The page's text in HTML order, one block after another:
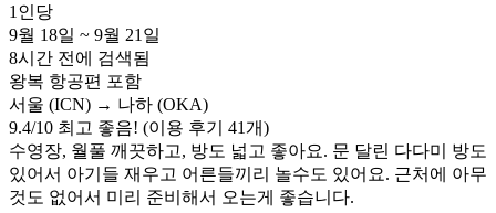
1인당
9월 18일 ~ 9월 21일
8시간 전에 검색됨
왕복 항공편 포함
서울 (ICN) → 나하 (OKA)
9.4/10 최고 좋음! (이용 후기 41개)
수영장, 월풀 깨끗하고, 방도 넓고 좋아요. 문 달린 다다미 방도
있어서 아기들 재우고 어른들끼리 놀수도 있어요. 근처에 아무
것도 없어서 미리 준비해서 오는게 좋습니다.